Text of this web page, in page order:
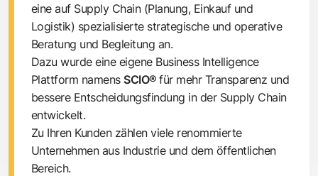
eine auf Supply Chain (Planung, Einkauf und
Logistik) spezialisierte strategische und operative
Beratung und Begleitung an.
Dazu wurde eine eigene Business Intelligence
Plattform namensSCIO® für mehr Transparenz und
bessere Entscheidungsfindung in der Supply Chain
entwickelt.
Zu Ihren Kunden zählen viele renommierte
Unternehmen aus Industrie und dem öffentlichen
Bereich.